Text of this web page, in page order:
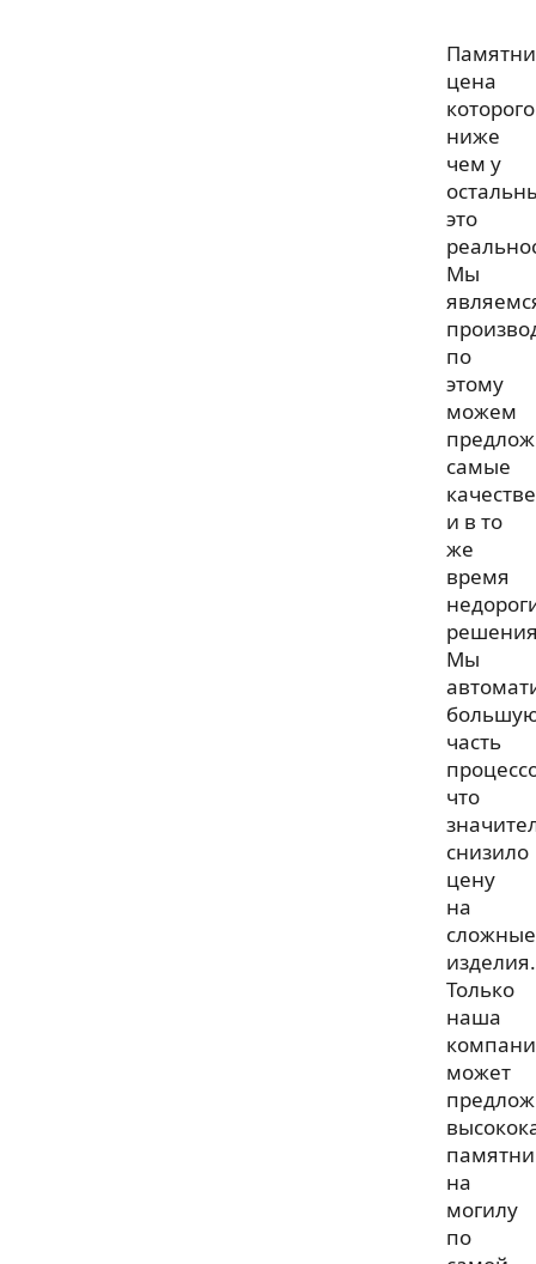
цена
которого
ниже
чем у
это
Мы
по
этому
можем
самые
и в то
же
время
Мы
часть
что
снизило
цену
на
сложные
изделия.
Только
наша
может
на
могилу
по